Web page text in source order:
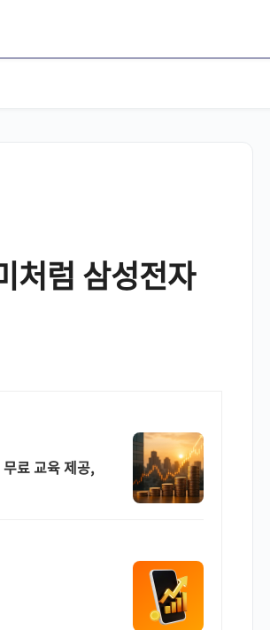
처럼 삼성전자
료 교육 제공,